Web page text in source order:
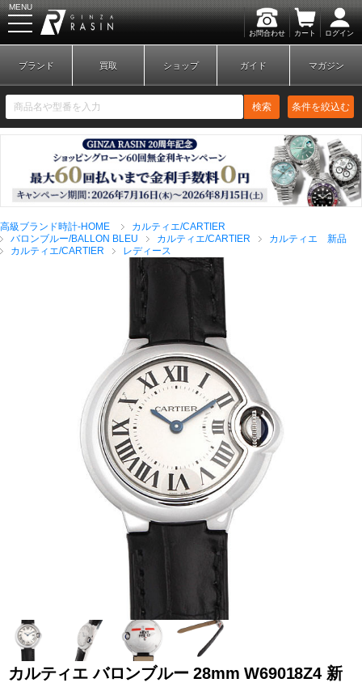
お問合わせ カート ログイン
MENU
新規会員登録 ログイン
ブランドから探す
全てのブランドを見
ロレックス
フィリップ
ブランド 買取 ショップ ガイド マガジン
検索 条件を絞込む
高級ブランド時計-HOME
カルティエ/CARTIER
バロンブルー/BALLON BLEU
カルティエ/CARTIER
カルティエ 新品
カルティエ/CARTIER
レディース
カルティエ バロンブルー 28mm W69018Z4 新